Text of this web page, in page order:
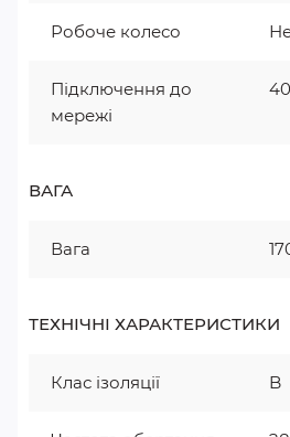
Робоче колесо
Підключення до
мережі
ВАГА
Вага
ТЕХНІЧНІ ХАРАКТЕРИСТИКИ
Клас ізоляції B